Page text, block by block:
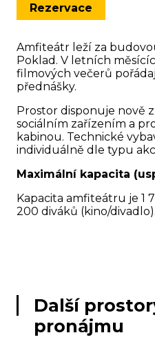
Rezervace
Amfiteátr leží za
Poklad. V letních
filmových večerů
přednášky.
Prostor disponuje nově
sociálním zařízením a
kabinou. Technické
individuálně dle typu
Maximální kapacita
Kapacita amfiteátru je 1
200 diváků (kino/divadlo).
Další
pronájmu